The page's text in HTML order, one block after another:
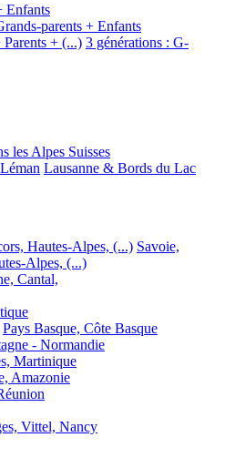
Enfants
parents + Enfants
Parents + (...) 3 générations : G-
les Alpes Suisses
Lausanne & Bords du Lac
Hautes-Alpes, (...) Savoie,
Alpes, (...)
Cantal,
Pays Basque, Côte Basque
- Normandie
Martinique
Amazonie
Vittel, Nancy